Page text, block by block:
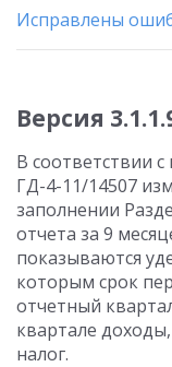
Исправлены
Версия
В соответствии
ГД-4-11/14507
заполнении
отчета за 9
показываются
которым срок
отчетный
квартале
налог.